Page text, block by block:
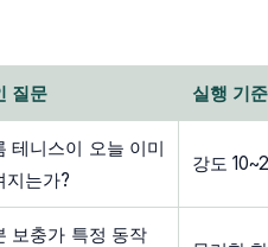
질문 실행 기준
테니스이 오늘 이미
지는가?
강도
보충가 특정 동작